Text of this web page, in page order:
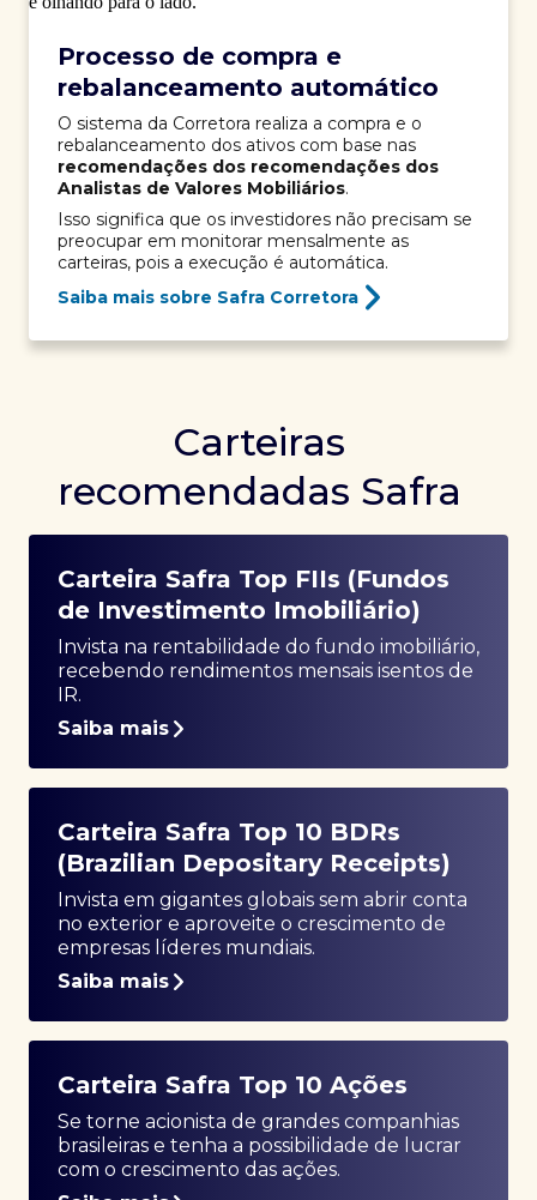
Processo de compra e
rebalanceamento automático
O sistema da Corretora realiza a compra e o
rebalanceamento dos ativos com base nas
recomendações dos recomendações dos
Analistas de Valores Mobiliários.
Isso significa que os investidores não precisam se
preocupar em monitorar mensalmente as
carteiras, pois a execução é automática.
Saiba mais sobre Safra Corretora
Carteiras
recomendadas Safra
Carteira Safra Top FIIs (Fundos
de Investimento Imobiliário)
Invista na rentabilidade do fundo imobiliário,
recebendo rendimentos mensais isentos de
IR.
Saiba mais
Carteira Safra Top 10 BDRs
(Brazilian Depositary Receipts)
Invista em gigantes globais sem abrir conta
no exterior e aproveite o crescimento de
empresas líderes mundiais.
Saiba mais
Carteira Safra Top 10 Ações
Se torne acionista de grandes companhias
brasileiras e tenha a possibilidade de lucrar
com o crescimento das ações.